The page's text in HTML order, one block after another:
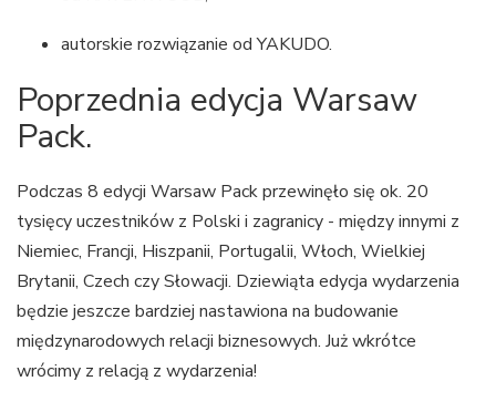
autorskie rozwiązanie od YAKUDO.
Poprzednia edycja Warsaw
Pack.
Podczas 8 edycji Warsaw Pack przewinęło się ok. 20
tysięcy uczestników z Polski i zagranicy - między innymi z
Niemiec, Francji, Hiszpanii, Portugalii, Włoch, Wielkiej
Brytanii, Czech czy Słowacji. Dziewiąta edycja wydarzenia
będzie jeszcze bardziej nastawiona na budowanie
międzynarodowych relacji biznesowych. Już wkrótce
wrócimy z relacją z wydarzenia!